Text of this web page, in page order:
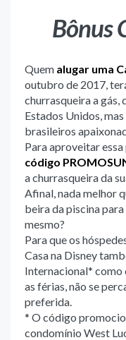
Bônus
Quem alugar uma
outubro de 2017,
churrasqueira a gás,
Estados Unidos,
brasileiros
Para aproveitar
código
a churrasqueira da
Afinal, nada melhor
beira da piscina
mesmo?
Para que os
Casa na Disney
Internacional* como
as férias, não se
preferida.
* O código
condomínio West